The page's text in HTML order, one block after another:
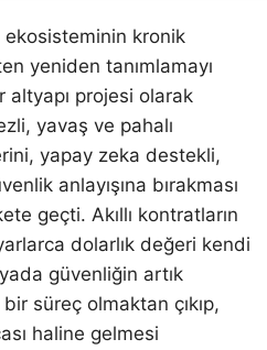
ekosisteminin kronik
yeniden tanımlamayı
projesi olarak
yavaş ve pahalı
yapay zeka destekli,
anlayışına bırakması
geçti. Akıllı kontratların
dolarlık değeri kendi
güvenliğin artık
süreç olmaktan çıkıp,
haline gelmesi